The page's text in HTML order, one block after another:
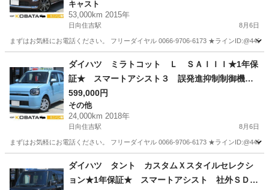
コアイドル スマートキー プッシュスタート
オートライト ＬＥＤヘッド＆フォグ 純正１５
キャスト
53,000km 2015年
日向住吉駅 8月6日
まずはお気軽にお電話ください。 フリーダイヤル 0066-9706-6173 ★ライン
日向住吉駅 キャスト ヘッド
ダイハツ ミラトコット Ｌ ＳＡＩＩＩ★1年保
証★ スマートアシスト３ 誤発進抑制制御機
能 純正オーディオ アイドリングストップ オ
ートハイビーム ＬＥＤヘッド キーレス コー
ナーセンサー
599,000円
その他
24,000km 2018年
日向住吉駅 8月6日
まずはお気軽にお電話ください。 フリーダイヤル 0066-9706-6173 ★ライン
日向住吉駅 その他 ハイビーム
ダイハツ タント カスタムＸスタイルセレクシ
ョン★1年保証★ スマートアシスト 社外ＳＤナ